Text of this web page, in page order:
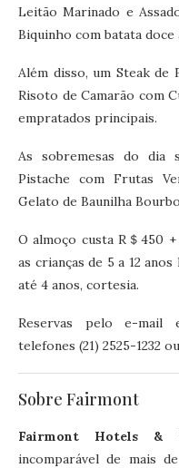
Leitão Marinado e
Biquinho com batata doce
Além disso, um Steak de
Risoto de Camarão com
empratados principais.
As sobremesas do dia
Pistache com Frutas
Gelato de Baunilha
O almoço custa R＄450
as crianças de 5 a 12
até 4 anos, cortesia.
Reservas pelo e-mail
telefones (21) 2525-1232 ou
Sobre Fairmont
Fairmont Hotels &
incomparável de mais